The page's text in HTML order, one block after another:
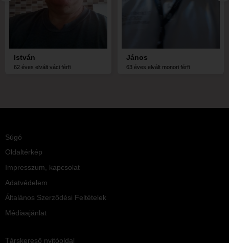
István
62 éves elvált váci férfi
János
63 éves elvált monori férfi
Súgó
Oldaltérkép
Impresszum, kapcsolat
Adatvédelem
Általános Szerződési Feltételek
Médiaajánlat
Társkereső nyitóoldal